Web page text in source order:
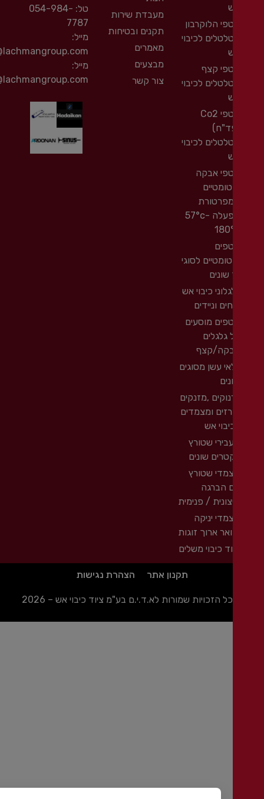
הלוקרבון
לכיבוי
קצף
לכיבוי
מטפי Co2
לכיבוי
אבקה
הפעלה 57°c-
לסוגי
כיבוי אש
וניידים
מוסעים
קצף
עשן מסוגים
,מזנקים
ומצמדים
שטורץ
שונים
שטורץ
הברגה
/ פנימית
יניקה
ארוך זוגות
כיבוי משלים
מעבדת שירות
תקנים ובטיחות
צור קשר
054-984-
מייל:
shelly@lachmangroup.com
rani@lachmangroup.com
תקנון אתר הצהרת נגישות
הזכויות שמורות לא.ד.י.ם בע"מ ציוד כיבוי אש – 2026